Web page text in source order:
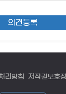
리방침 저작권보호